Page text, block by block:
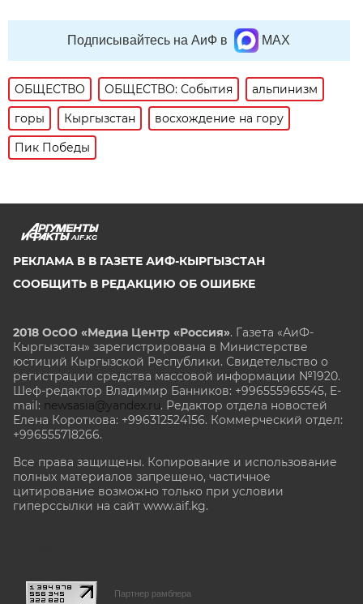
Подписывайтесь на АиФ в MAX
ОБЩЕСТВО ОБЩЕСТВО: События
альпинизм
горы
Кыргызстан
восхождение на гору
Пик Победы
AIF.KG
РЕКЛАМА В В ГАЗЕТЕ АИФ-КЫРГЫЗСТАН
СООБЩИТЬ В РЕДАКЦИЮ ОБ ОШИБКЕ
2018 ОсОО «Медиа Центр «Россия». Газета «АиФ-
Кыргызстан» зарегистрирована в Министерстве
юстиций Кыргызской Республики. Свидетельство о
регистрации средства массовой информации №1920.
Шеф-редактор Владимир Банников: +996555965545, E-
mail: newsasia@yandex.ru. Редактор отдела новостей
Елена Короткова: +996312524156. Коммерческий отдел:
+996555718266.
Все права защищены. Копирование и использование
полных материалов запрещено, частичное
цитирование возможно только при условии
гиперссылки на сайт www.aif.kg.
Партнер рамблера